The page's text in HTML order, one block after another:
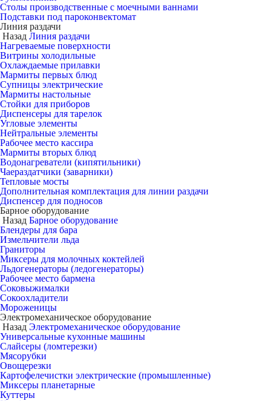
Столы производственные с моечными ваннами
Подставки под пароконвектомат
Линия раздачи
Назад Линия раздачи
Нагреваемые поверхности
Витрины холодильные
Охлаждаемые прилавки
Мармиты первых блюд
Супницы электрические
Мармиты настольные
Стойки для приборов
Диспенсеры для тарелок
Угловые элементы
Нейтральные элементы
Рабочее место кассира
Мармиты вторых блюд
Водонагреватели (кипятильники)
Чаераздатчики (заварники)
Тепловые мосты
Дополнительная комплектация для линии раздачи
Диспенсер для подносов
Барное оборудование
Назад Барное оборудование
Блендеры для бара
Измельчители льда
Граниторы
Миксеры для молочных коктейлей
Льдогенераторы (ледогенераторы)
Рабочее место бармена
Соковыжималки
Сокоохладители
Мороженицы
Электромеханическое оборудование
Назад Электромеханическое оборудование
Универсальные кухонные машины
Слайсеры (ломтерезки)
Мясорубки
Овощерезки
Картофелечистки электрические (промышленные)
Миксеры планетарные
Куттеры